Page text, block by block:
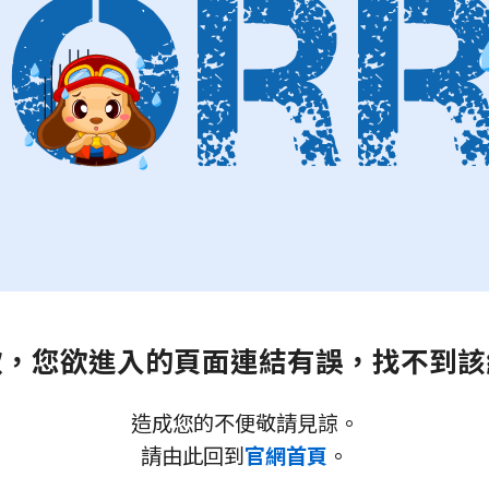
您欲進入的頁面連結有誤，找不到
造成您的不便敬請見諒。
請由此回到 官網首頁 。